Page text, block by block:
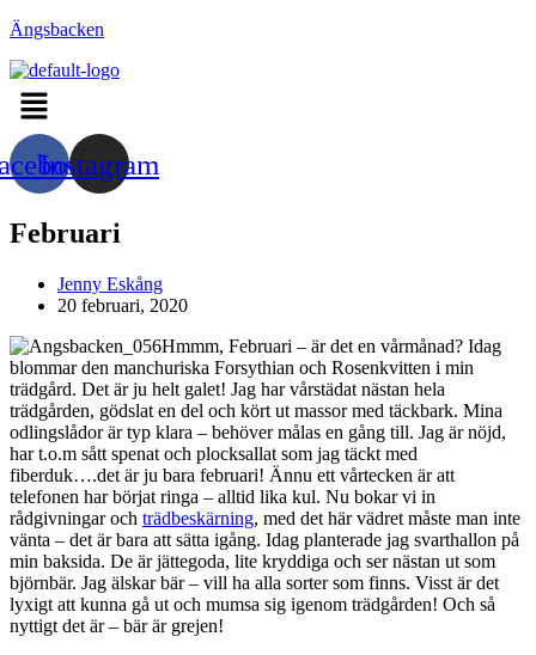
Hoppa
innehållet
Ängsbacken
Menu
Instagram
Februari
Inläggsförfattare:
Jenny Eskång
Inlägget
20 februari, 2020
Hmmm, Februari – är det en vårmånad? Idag
blommar den manchuriska Forsythian och Rosenkvitten i min
trädgård. Det är ju helt galet! Jag har vårstädat nästan hela
trädgården, gödslat en del och kört ut massor med täckbark. Mina
odlingslådor är typ klara – behöver målas en gång till. Jag är nöjd,
har t.o.m sått spenat och plocksallat som jag täckt med
fiberduk….det är ju bara februari! Ännu ett vårtecken är att
telefonen har börjat ringa – alltid lika kul. Nu bokar vi in
rådgivningar och trädbeskärning, med det här vädret måste man inte
vänta – det är bara att sätta igång. Idag planterade jag svarthallon på
min baksida. De är jättegoda, lite kryddiga och ser nästan ut som
björnbär. Jag älskar bär – vill ha alla sorter som finns. Visst är det
lyxigt att kunna gå ut och mumsa sig igenom trädgården! Och så
nyttigt det är – bär är grejen!